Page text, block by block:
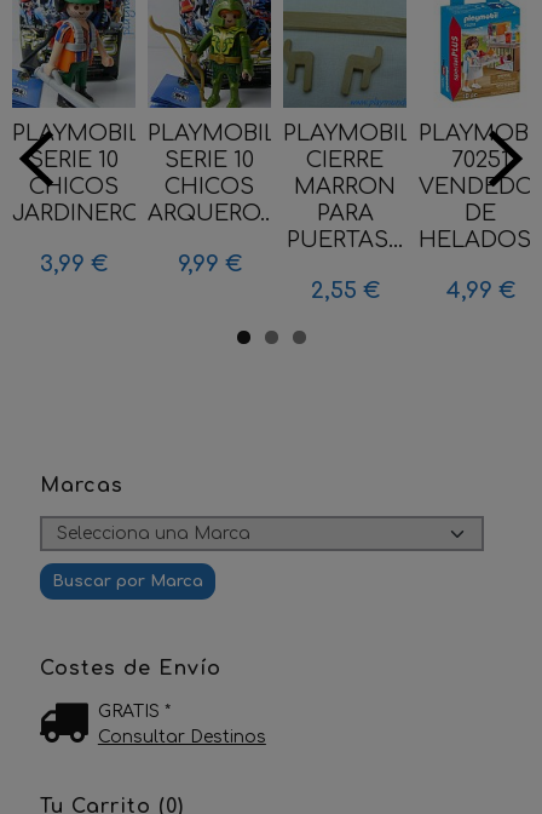
Marcas
Costes de Envío
GRATIS *
Consultar Destinos
Tu Carrito (0)
PLAYMOBIL
SERIE 10
CHICOS
JARDINERO...
3,99 €
PLAYMOBIL
SERIE 10
CHICOS
ARQUERO...
9,99 €
PLAYMOBIL
CIERRE
MARRON
PARA
PUERTAS...
2,55 €
70251
DE
4,99 €